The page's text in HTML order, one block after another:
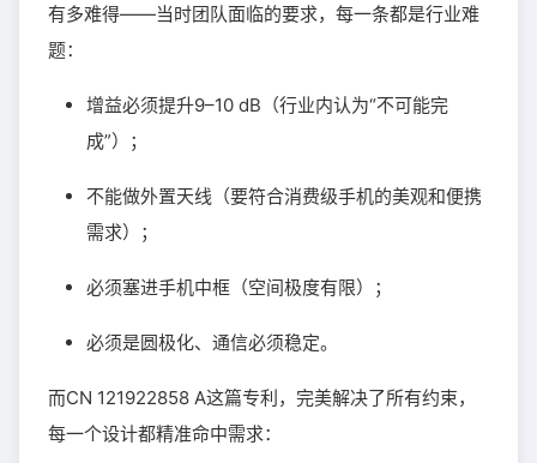
有多难得——当时团队面临的要求，每一条都是行业难
题：
增益必须提升9–10 dB（行业内认为“不可能完
成”）；
不能做外置天线（要符合消费级手机的美观和便携
需求）；
必须塞进手机中框（空间极度有限）；
必须是圆极化、通信必须稳定。
而CN 121922858 A这篇专利，完美解决了所有约束，
每一个设计都精准命中需求：